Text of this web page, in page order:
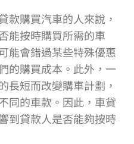
款購買汽車的人來說，
能按時購買所需的車
能會錯過某些特殊優惠
的購買成本。此外，一
長短而改變購車計劃，
同的車款。因此，車貸
到貸款人是否能夠按時